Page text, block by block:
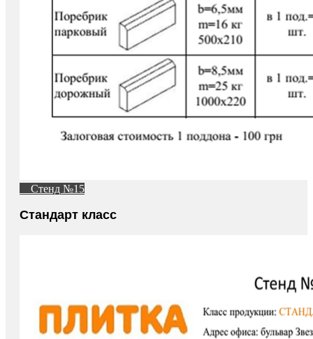
Стенд №15
Стандарт класс